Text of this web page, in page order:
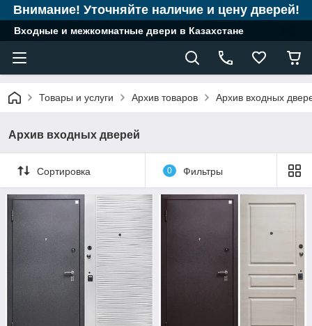
Внимание! Уточняйте наличие и цену дверей!
Входные и межкомнатные двери в Казахстане
Товары и услуги Архив товаров Архив входных
Архив входных дверей
Сортировка 0 Фильтры